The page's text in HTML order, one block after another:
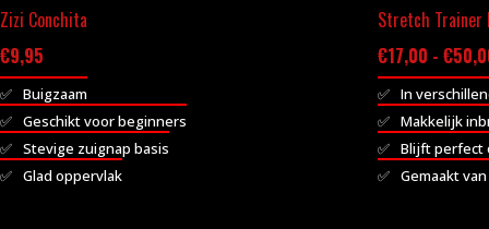
Zizi Conchita
€9,95
Buigzaam
Geschikt voor beginners
Stevige zuignap basis
Glad oppervlak
Stretch Trainer
€17,00 - €
In
Makkelijk
Blijft perfect
Gemaakt